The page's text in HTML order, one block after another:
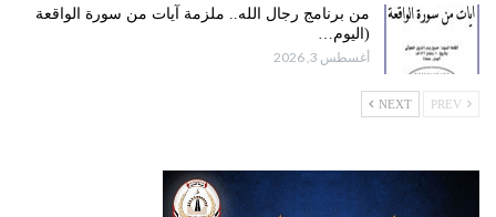
من برنامج رجال الله.. ملزمة آيات من سورة الواقعة
(اليوم…
أغسطس 3, 2026
NEXT